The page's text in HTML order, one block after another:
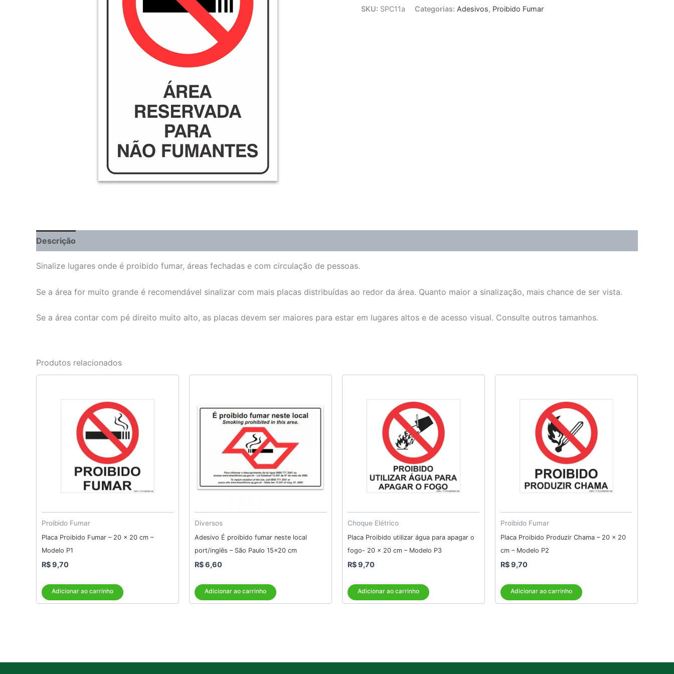
SKU: SPC11a Categorias: Adesivos, Proibido Fumar
Descrição
Sinalize lugares onde é proibido fumar, áreas fechadas e com circulação de pessoas.
Se a área for muito grande é recomendável sinalizar com mais placas distribuídas ao redor da área. Quanto maior a sinalização, mais chance de ser vista.
Se a área contar com pé direito muito alto, as placas devem ser maiores para estar em lugares altos e de acesso visual. Consulte outros tamanhos.
Produtos relacionados
Proibido Fumar
Placa Proibido Fumar – 20 x 20 cm –
Modelo P1
R$9,70
Adicionar ao carrinho
Diversos
Adesivo É proibido fumar neste local
port/inglês – São Paulo 15×20 cm
R$6,60
Adicionar ao carrinho
Choque Elétrico
Placa Proibido utilizar água para apagar o
fogo- 20 x 20 cm – Modelo P3
R$9,70
Adicionar ao carrinho
Proibido Fumar
Placa Proibido Produzir Chama – 20 x 20
cm – Modelo P2
R$9,70
Adicionar ao carrinho